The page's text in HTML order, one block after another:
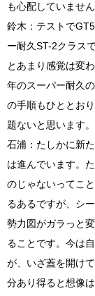
も心配していません
鈴木：テストで
ー耐久ST-2クラス
とあまり感覚は変
年のスーパー耐久
の手順もひととお
題ないと思います。
石浦：たしかに新
は進んでいます。
のじゃないってこ
るあるですが、シ
勢力図がガラっと
ることです。今は
が、いざ蓋を開け
分あり得ると想像